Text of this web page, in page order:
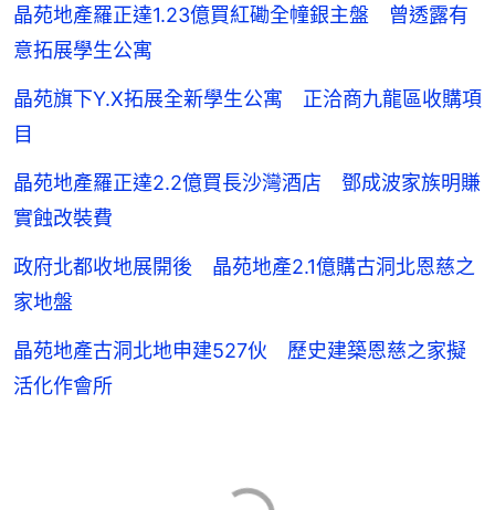
晶苑地產羅正達1.23億買紅磡全幢銀主盤 曾透露有
意拓展學生公寓
晶苑旗下Y.X拓展全新學生公寓 正洽商九龍區收購項
目
晶苑地產羅正達2.2億買長沙灣酒店 鄧成波家族明賺
實蝕改裝費
政府北都收地展開後 晶苑地產2.1億購古洞北恩慈之
家地盤
晶苑地產古洞北地申建527伙 歷史建築恩慈之家擬
活化作會所